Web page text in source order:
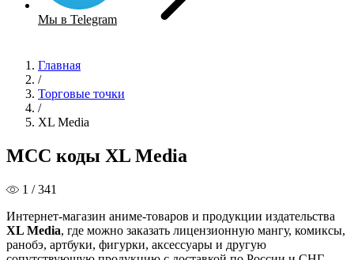
Мы в Telegram
Главная
/
Торговые точки
/
XL Media
MCC коды XL Media
1 / 341
Интернет-магазин аниме-товаров и продукции издательства
XL Media, где можно заказать лицензионную мангу, комиксы,
ранобэ, артбуки, фигурки, аксессуары и другую